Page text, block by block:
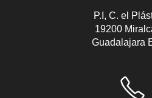
P.I, C. el
19200
Guadalajara